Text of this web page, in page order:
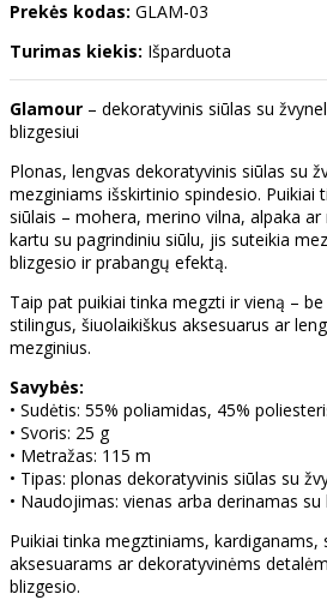
Prekės kodas: GLAM-03
Turimas kiekis: Išparduota
Glamour – dekoratyvinis siūlas su
blizgesiui
Plonas, lengvas dekoratyvinis siūlas su
mezginiams išskirtinio spindesio. Puikiai
siūlais – mohera, merino vilna, alpaka
kartu su pagrindiniu siūlu, jis suteikia
blizgesio ir prabangų efektą.
Taip pat puikiai tinka megzti ir vieną –
stilingus, šiuolaikiškus aksesuarus ar
mezginius.
Savybės:
• Sudėtis: 55% poliamidas, 45%
• Svoris: 25 g
• Metražas: 115 m
• Tipas: plonas dekoratyvinis siūlas su
• Naudojimas: vienas arba derinamas su
Puikiai tinka megztiniams, kardiganams,
aksesuarams ar dekoratyvinėms
blizgesio.